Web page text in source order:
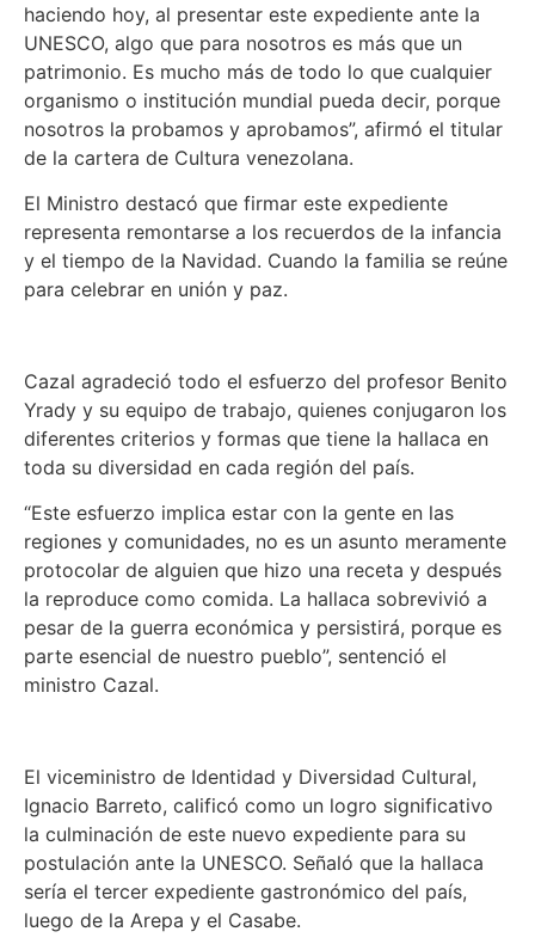
haciendo hoy, al presentar este expediente ante la
UNESCO, algo que para nosotros es más que un
patrimonio. Es mucho más de todo lo que cualquier
organismo o institución mundial pueda decir, porque
nosotros la probamos y aprobamos”, afirmó el titular
de la cartera de Cultura venezolana.
El Ministro destacó que firmar este expediente
representa remontarse a los recuerdos de la infancia
y el tiempo de la Navidad. Cuando la familia se reúne
para celebrar en unión y paz.
Cazal agradeció todo el esfuerzo del profesor Benito
Yrady y su equipo de trabajo, quienes conjugaron los
diferentes criterios y formas que tiene la hallaca en
toda su diversidad en cada región del país.
“Este esfuerzo implica estar con la gente en las
regiones y comunidades, no es un asunto meramente
protocolar de alguien que hizo una receta y después
la reproduce como comida. La hallaca sobrevivió a
pesar de la guerra económica y persistirá, porque es
parte esencial de nuestro pueblo”, sentenció el
ministro Cazal.
El viceministro de Identidad y Diversidad Cultural,
Ignacio Barreto, calificó como un logro significativo
la culminación de este nuevo expediente para su
postulación ante la UNESCO. Señaló que la hallaca
sería el tercer expediente gastronómico del país,
luego de la Arepa y el Casabe.